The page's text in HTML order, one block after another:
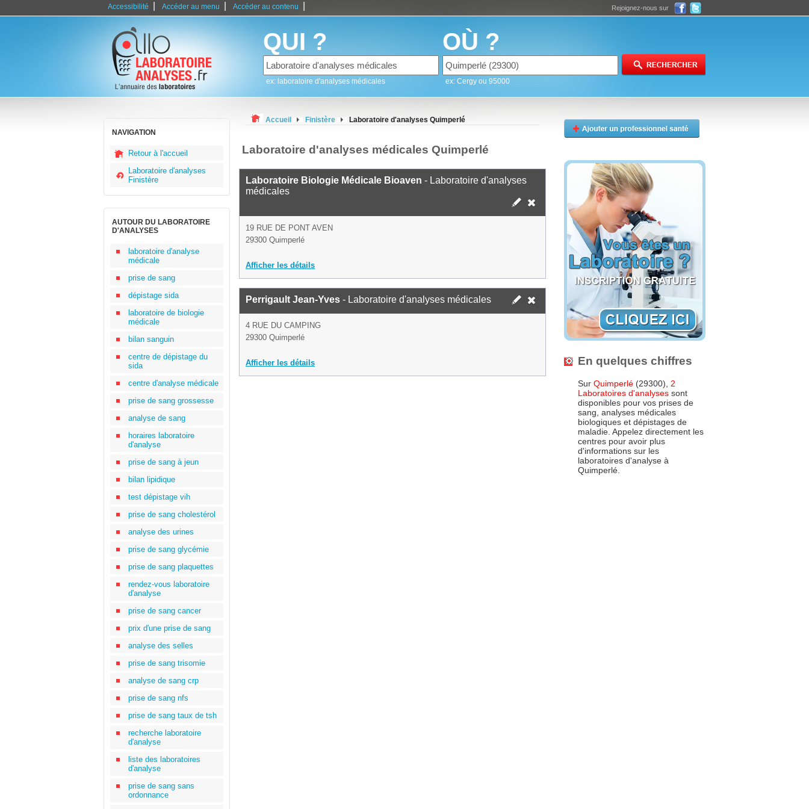
Accessibilité Accéder au menu Accéder au contenu Rejoignez-nous sur
QUI ?
ex: laboratoire d'analyses médicales
OÙ ?
ex: Cergy ou 95000
NAVIGATION
Retour à l'accueil
Laboratoire d'analyses
Finistère
AUTOUR DU LABORATOIRE
D'ANALYSES
laboratoire d'analyse
médicale
prise de sang
dépistage sida
laboratoire de biologie
médicale
bilan sanguin
centre de dépistage du
sida
centre d'analyse médicale
prise de sang grossesse
analyse de sang
horaires laboratoire
d'analyse
prise de sang à jeun
bilan lipidique
test dépistage vih
prise de sang cholestérol
analyse des urines
prise de sang glycémie
prise de sang plaquettes
rendez-vous laboratoire
d'analyse
prise de sang cancer
prix d'une prise de sang
analyse des selles
prise de sang trisomie
analyse de sang crp
prise de sang nfs
prise de sang taux de tsh
recherche laboratoire
d'analyse
liste des laboratoires
d'analyse
prise de sang sans
ordonnance
Accueil Finistère Laboratoire d'analyses Quimperlé
Laboratoire d'analyses médicales Quimperlé
Laboratoire Biologie Médicale Bioaven - Laboratoire d'analyses
médicales
19 RUE DE PONT AVEN
29300 Quimperlé
Afficher les détails
Perrigault Jean-Yves - Laboratoire d'analyses médicales
4 RUE DU CAMPING
29300 Quimperlé
Afficher les détails En quelques chiffres
Sur Quimperlé (29300), 2
Laboratoires d'analyses sont
disponibles pour vos prises de
sang, analyses médicales
biologiques et dépistages de
maladie. Appelez directement les
centres pour avoir plus
d'informations sur les
laboratoires d'analyse à
Quimperlé.